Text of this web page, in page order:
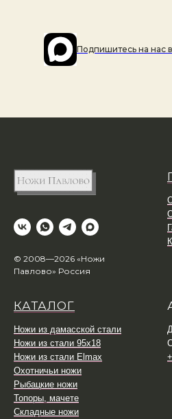
Подпишитесь на наc
© 2008—2026 «Ножи
Павлово» Россия
КАТАЛОГ
Ножи из дамасской стали
Ножи из стали 95х18
Ножи из стали Elmax
Охотничьи ножи
Рыбацкие ножи
Топоры, мачете
Складные ножи